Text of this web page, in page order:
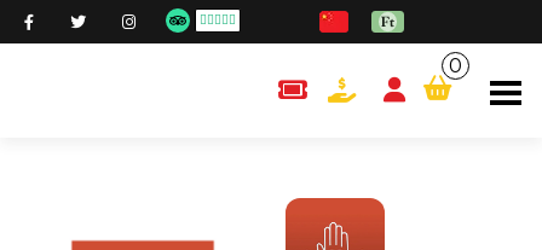
content.cart
0